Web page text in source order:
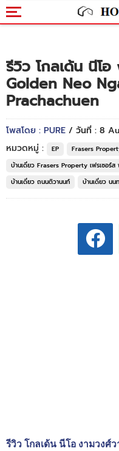
รีวิว โกลเด้น นีโอ
Golden Neo
Prachachuen
โพสโดย : PURE / วันที่ : 8
หมวดหมู่ :
EP Frasers
บ้านเดี่ยว Frasers Property เฟรเซอร์
บ้านเดี่ยว ถนนติวานนท์
บ้านเดี่ยว นน
รีวิว โกลเด้น นีโอ งามวงศ์